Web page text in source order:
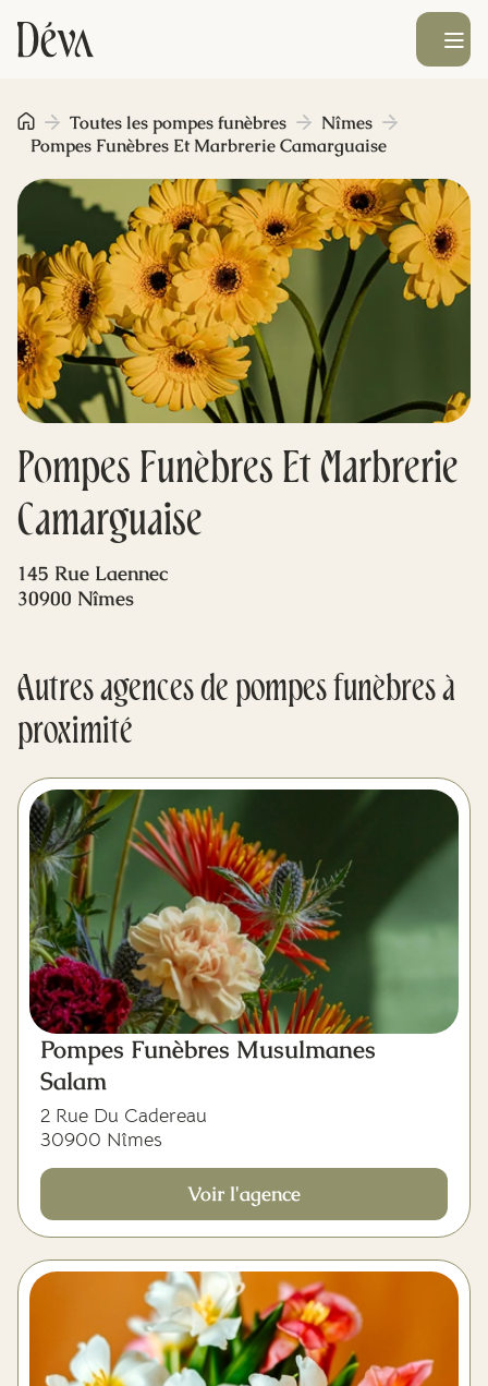
Obsèques
Prévoyance
Monument funéraire
Livraison de fleurs
Blog
Mes dernières volontés
Ouvrir le
Pompes Funèbres Et Marbrerie
Camarguaise
Toutes les pompes funèbres
Nîmes
Pompes Funèbres Et Marbrerie Camarguaise
145 Rue Laennec
30900 Nîmes
Autres agences de pompes funèbres à
proximité
Pompes Funèbres Musulmanes
Salam
2 Rue Du Cadereau
30900 Nîmes
Voir l'agence